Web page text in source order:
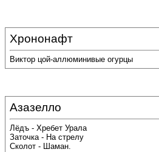
Хрононафт
Виктор цой-аллюминивые огурцы
Азазелло
Лёдъ - Хребет Урала
Заточка - На стрелу
Сколот - Шаман.